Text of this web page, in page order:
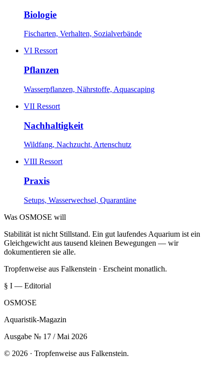
Biologie
Fischarten, Verhalten, Sozialverbände
VI Ressort
Pflanzen
Wasserpflanzen, Nährstoffe, Aquascaping
VII Ressort
Nachhaltigkeit
Wildfang, Nachzucht, Artenschutz
VIII Ressort
Praxis
Setups, Wasserwechsel, Quarantäne
Was OSMOSE will
Stabilität ist nicht Stillstand. Ein gut laufendes Aquarium ist ein
Gleichgewicht aus tausend kleinen Bewegungen — wir
dokumentieren sie alle.
Tropfenweise aus Falkenstein · Erscheint monatlich.
§ I — Editorial
OSMOSE
Aquaristik-Magazin
Ausgabe № 17 / Mai 2026
© 2026 · Tropfenweise aus Falkenstein.